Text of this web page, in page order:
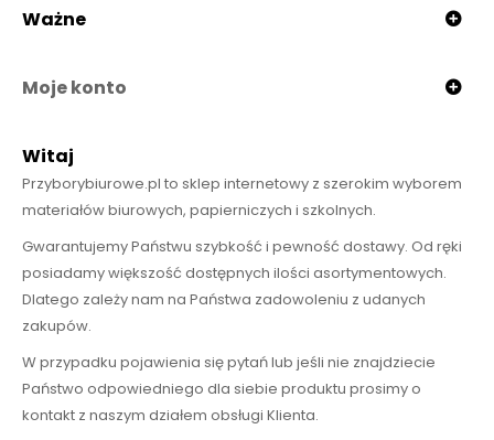
Ważne
Moje konto
Witaj
Przyborybiurowe.pl to sklep internetowy z szerokim wyborem
materiałów biurowych, papierniczych i szkolnych.
Gwarantujemy Państwu szybkość i pewność dostawy. Od ręki
posiadamy większość dostępnych ilości asortymentowych.
Dlatego zależy nam na Państwa zadowoleniu z udanych
zakupów.
W przypadku pojawienia się pytań lub jeśli nie znajdziecie
Państwo odpowiedniego dla siebie produktu prosimy o
kontakt z naszym działem obsługi Klienta.